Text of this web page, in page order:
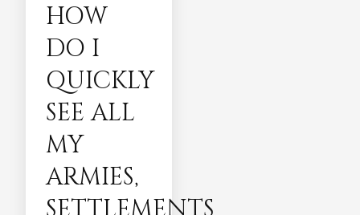
HOW
DO I
QUICKLY
SEE ALL
MY
ARMIES,